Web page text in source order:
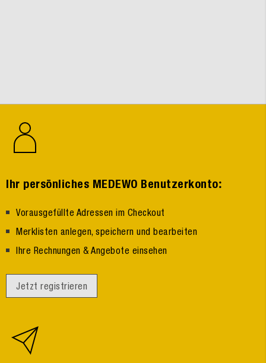
Ihr persönliches MEDEWO Benutzerkonto:
Vorausgefüllte Adressen im Checkout
Merklisten anlegen, speichern und bearbeiten
Ihre Rechnungen & Angebote einsehen
Jetzt registrieren